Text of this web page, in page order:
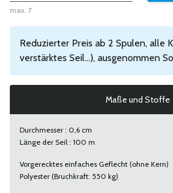
max. 7
Reduzierter Preis ab 2 Spulen, alle
verstärktes Seil...), ausgenommen
Maße und Stoffe
Durchmesser : 0,6 cm
Länge der Seil : 100 m
Vorgerecktes einfaches Geflecht (ohne Kern)
Polyester (Bruchkraft: 550 kg)